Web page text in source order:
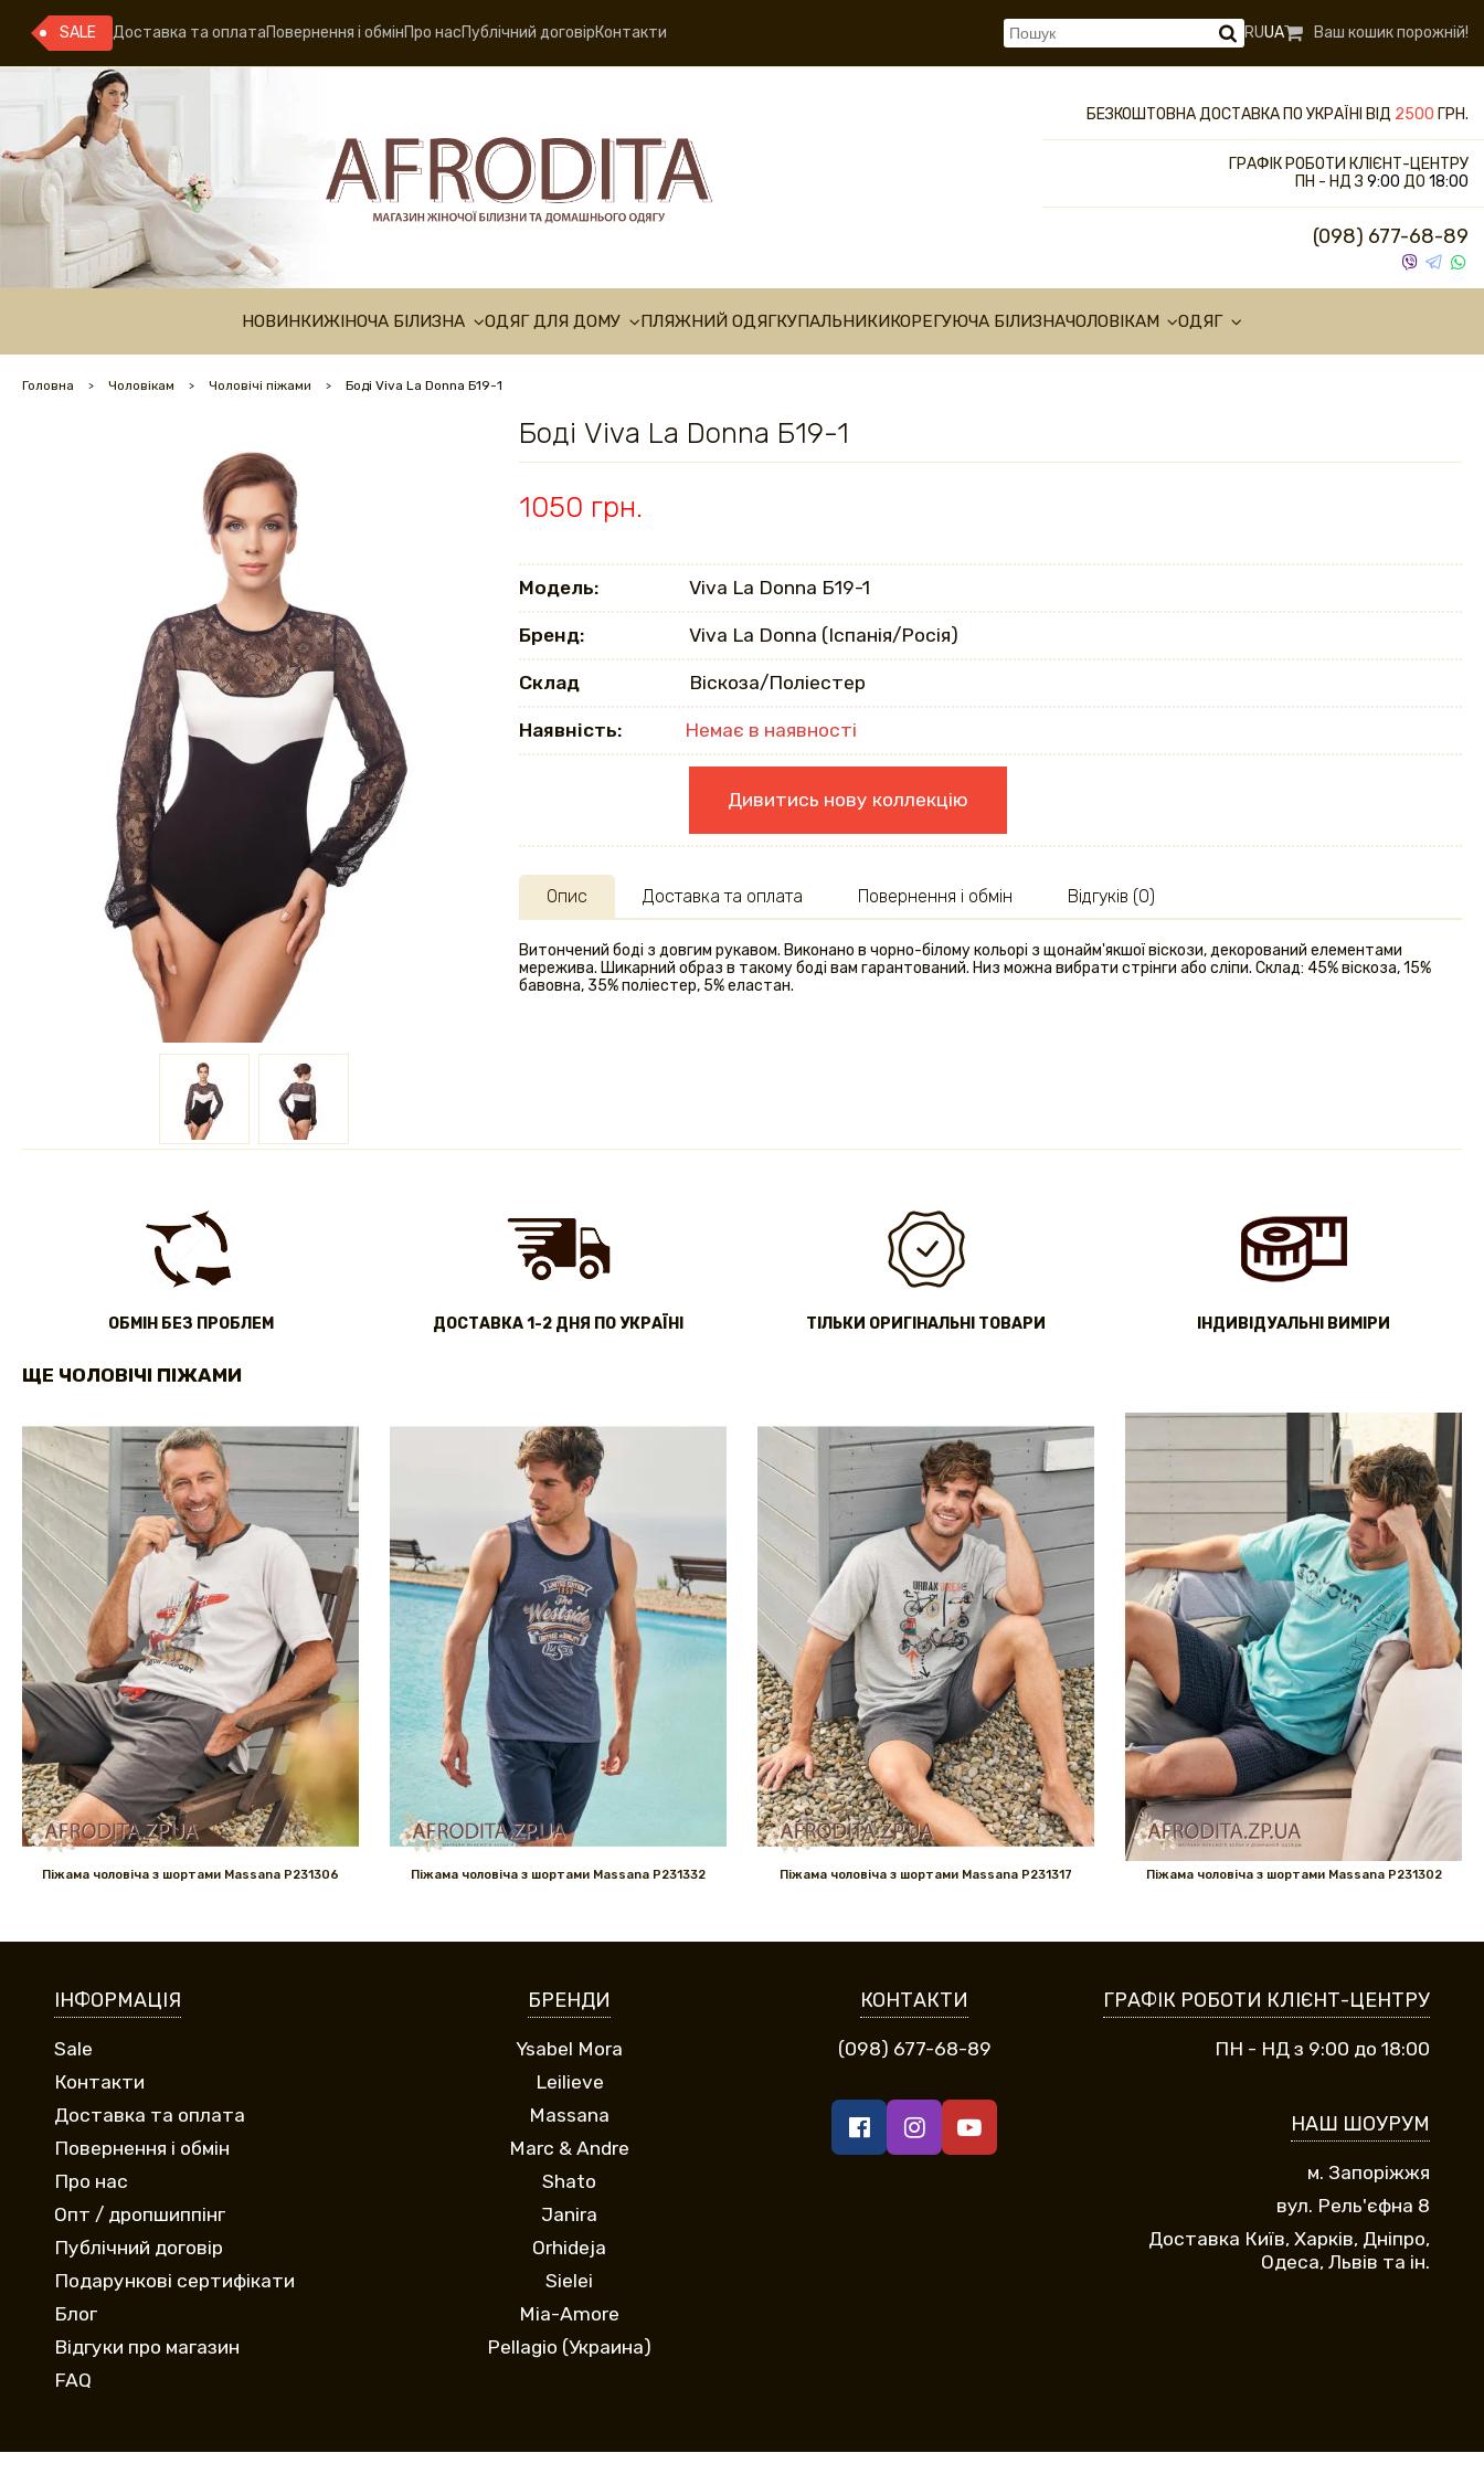
SALE Доставка та оплатаПовернення і обмінПро насПублічний договірКонтакти RUUA Ваш кошик порожній!
БЕЗКОШТОВНА ДОСТАВКА ПО УКРАЇНІ ВІД 2500 ГРН.
ГРАФІК РОБОТИ КЛІЄНТ-ЦЕНТРУ
ПН - НД З 9:00 ДО 18:00
(098) 677-68-89
НОВИНКИЖІНОЧА БІЛИЗНА ОДЯГ ДЛЯ ДОМУ ПЛЯЖНИЙ ОДЯГКУПАЛЬНИКИКОРЕГУЮЧА БІЛИЗНАЧОЛОВІКАМ ОДЯГ
Головна Чоловікам Чоловічі піжами Боді Viva La Donna Б19-1
Боді Viva La Donna Б19-1
1050 грн.
Модель: Viva La Donna Б19-1
Бренд: Viva La Donna (Іспанія/Росія)
Склад Віскоза/Поліестер
Наявність: Немає в наявності
Дивитись нову коллекцію
Опис
Витончений боді з довгим рукавом. Виконано в чорно-білому кольорі з щонайм'якшої віскози, декорований елементами
мережива. Шикарний образ в такому боді вам гарантований. Низ можна вибрати стрінги або сліпи. Склад: 45% віскоза, 15%
бавовна, 35% поліестер, 5% еластан.
Доставка та оплата Повернення і обмін Відгуків (0)
ОБМІН БЕЗ ПРОБЛЕМ ДОСТАВКА 1-2 ДНЯ ПО УКРАЇНІ ТІЛЬКИ ОРИГІНАЛЬНІ ТОВАРИ IНДИВІДУАЛЬНІ ВИМІРИ
ЩЕ ЧОЛОВІЧІ ПІЖАМИ
Піжама чоловіча з шортами Massana P231306 Піжама чоловіча з шортами Massana P231332 Піжама чоловіча з шортами Massana P231317 Піжама чоловіча з шортами Massana P231302
ІНФОРМАЦІЯ
Sale
Контакти
Доставка та оплата
Повернення і обмін
Про нас
Опт / дропшиппінг
Публічний договір
Подарункові сертифікати
Блог
Відгуки про магазин
FAQ
БРЕНДИ
Ysabel Mora
Leilieve
Massana
Marc & Andre
Shato
Janira
Orhideja
Sielei
Mia-Amore
Pellagio (Украина)
КОНТАКТИ
(098) 677-68-89
ГРАФІК РОБОТИ КЛІЄНТ-ЦЕНТРУ
ПН - НД з 9:00 до 18:00
НАШ ШОУРУМ
м. Запоріжжя
вул. Рель'єфна 8
Доставка Київ, Харків, Дніпро,
Одеса, Львів та ін.